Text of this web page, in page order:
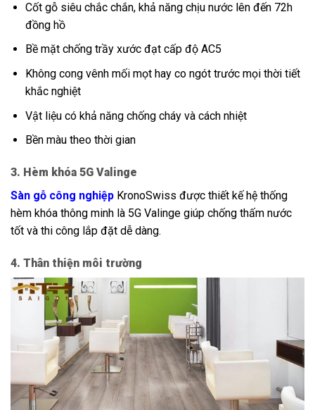
Cốt gỗ siêu chắc chắn, khả năng chịu nước lên đến 72h
đồng hồ
Bề mặt chống trầy xước đạt cấp độ AC5
Không cong vênh mối mọt hay co ngót trước mọi thời tiết
khắc nghiệt
Vật liệu có khả năng chống cháy và cách nhiệt
Bền màu theo thời gian
3. Hèm khóa 5G Valinge
Sàn gỗ công nghiệp KronoSwiss được thiết kế hệ thống
hèm khóa thông minh là 5G Valinge giúp chống thấm nước
tốt và thi công lắp đặt dễ dàng.
4. Thân thiện môi trường